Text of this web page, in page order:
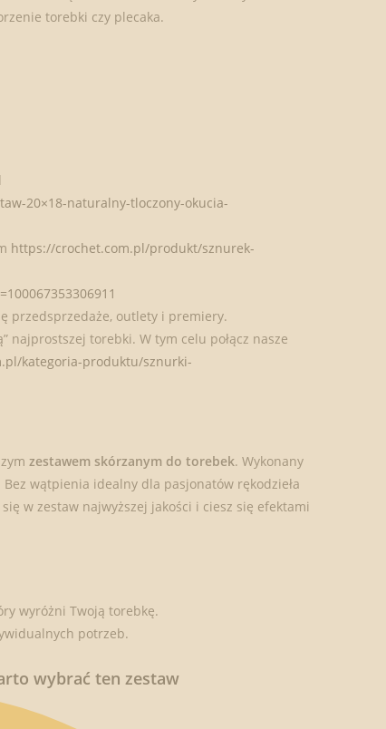
torebki czy plecaka.
20×18-naturalny-tloczony-okucia-
https://crochet.com.pl/produkt/sznurek-
przedsprzedaże, outlety i premiery.
najprostszej torebki. W tym celu połącz nasze
kategoria-produktu/sznurki-
zestawem skórzanym do torebek. Wykonany
wątpienia idealny dla pasjonatów rękodzieła
w zestaw najwyższej jakości i ciesz się efektami
wyróżni Twoją torebkę.
potrzeb.
wybrać ten zestaw